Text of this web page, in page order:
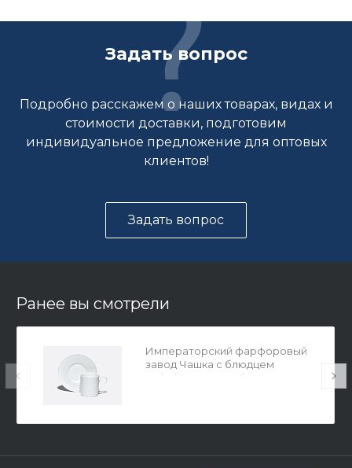
Задать вопрос
Подробно расскажем о наших товарах, видах и
стоимости доставки, подготовим
индивидуальное предложение для оптовых
клиентов!
Задать вопрос
Ранее вы смотрели
Императорский фарфоровый
завод Чашка с блюдцем
кофейная 130 мл, форма